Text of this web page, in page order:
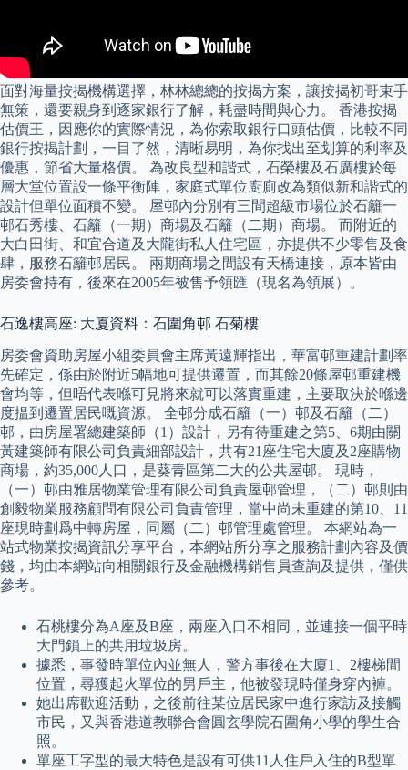
面對海量按揭機構選擇，林林總總的按揭方案，讓按揭初哥束手
無策，還要親身到逐家銀行了解，耗盡時間與心力。 香港按揭
估價王，因應你的實際情況，為你索取銀行口頭估價，比較不同
銀行按揭計劃，一目了然，清晰易明，為你找出至划算的利率及
優惠，節省大量格價。 為改良型和諧式，石榮樓及石廣樓於每
層大堂位置設一條平衡陣，家庭式單位廚廁改為類似新和諧式的
設計但單位面積不變。 屋邨內分別有三間超級市場位於石籬一
邨石秀樓、石籬（一期）商場及石籬（二期）商場。 而附近的
大白田街、和宜合道及大隴街私人住宅區，亦提供不少零售及食
肆，服務石籬邨居民。 兩期商場之間設有天橋連接，原本皆由
房委會持有，後來在2005年被售予領匯（現名為領展）。
石逸樓高座: 大廈資料：石圍角邨 石菊樓
房委會資助房屋小組委員會主席黃遠輝指出，華富邨重建計劃率
先確定，係由於附近5幅地可提供遷置，而其餘20條屋邨重建機
會均等，但唔代表喺可見將來就可以落實重建，主要取決於喺邊
度揾到遷置居民嘅資源。 全邨分成石籬（一）邨及石籬（二）
邨，由房屋署總建築師（1）設計，另有待重建之第5、6期由關
黃建築師有限公司負責細部設計，共有21座住宅大廈及2座購物
商場，約35,000人口，是葵青區第二大的公共屋邨。 現時，
（一）邨由雅居物業管理有限公司負責屋邨管理，（二）邨則由
創毅物業服務顧問有限公司負責管理，當中尚未重建的第10、11
座現時劃爲中轉房屋，同屬（二）邨管理處管理。 本網站為一
站式物業按揭資訊分享平台，本網站所分享之服務計劃內容及價
錢，均由本網站向相關銀行及金融機構銷售員查詢及提供，僅供
參考。
石桃樓分為A座及B座，兩座入口不相同，並連接一個平時
大門鎖上的共用垃圾房。
據悉，事發時單位內並無人，警方事後在大廈1、2樓梯間
位置，尋獲起火單位的男戶主，他被發現時僅身穿內褲。
她出席歡迎活動，之後前往某位居民家中進行家訪及接觸
市民，又與香港道教聯合會圓玄學院石圍角小學的學生合
照。
單座工字型的最大特色是設有可供11人住戶入住的B型單